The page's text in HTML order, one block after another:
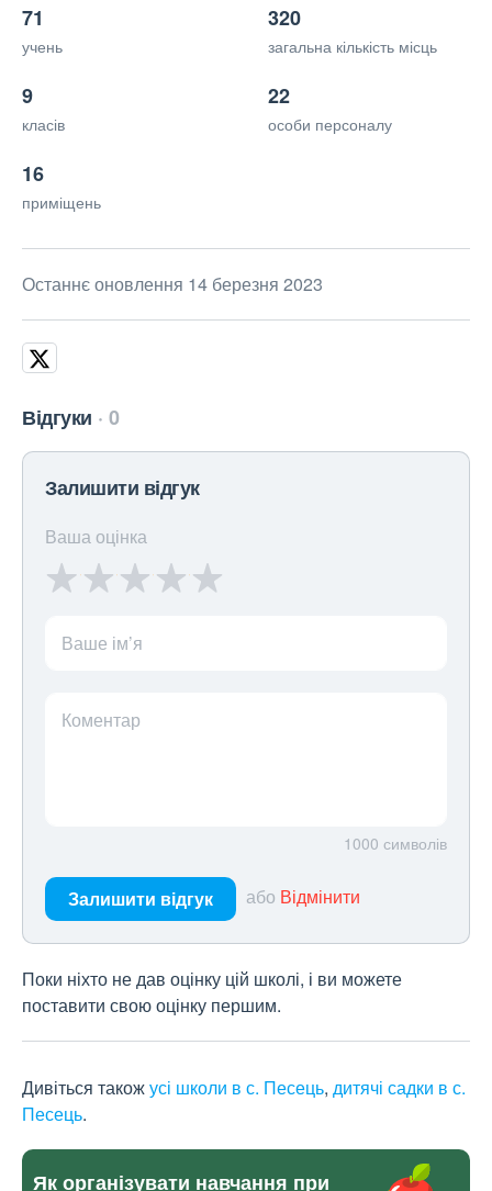
71
учень
320
загальна кількість місць
9
класів
22
особи персоналу
16
приміщень
Останнє оновлення 14 березня 2023
Відгуки 0
Залишити відгук
Ваша оцінка
Ваше ім’я
Коментар
1000 символів
Залишити відгук або Відмінити
Поки ніхто не дав оцінку цій школі, і ви можете
поставити свою оцінку першим.
Дивіться такожусі школи в с. Песець, дитячі садки в с.
Песець.
Як організувати навчання при